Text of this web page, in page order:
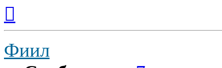
началу
Фиил